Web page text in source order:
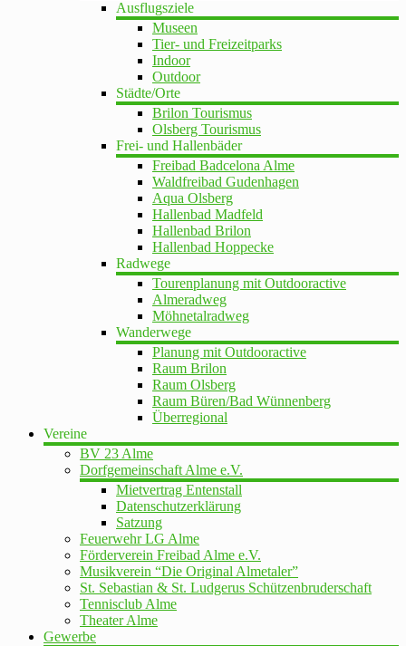
Ausflugsziele
Museen
Tier- und Freizeitparks
Indoor
Outdoor
Städte/Orte
Brilon Tourismus
Olsberg Tourismus
Frei- und Hallenbäder
Freibad Badcelona Alme
Waldfreibad Gudenhagen
Aqua Olsberg
Hallenbad Madfeld
Hallenbad Brilon
Hallenbad Hoppecke
Radwege
Tourenplanung mit Outdooractive
Almeradweg
Möhnetalradweg
Wanderwege
Planung mit Outdooractive
Raum Brilon
Raum Olsberg
Raum Büren/Bad Wünnenberg
Überregional
Vereine
BV 23 Alme
Dorfgemeinschaft Alme e.V.
Mietvertrag Entenstall
Datenschutzerklärung
Satzung
Feuerwehr LG Alme
Förderverein Freibad Alme e.V.
Musikverein “Die Original Almetaler”
St. Sebastian & St. Ludgerus Schützenbruderschaft
Tennisclub Alme
Theater Alme
Gewerbe